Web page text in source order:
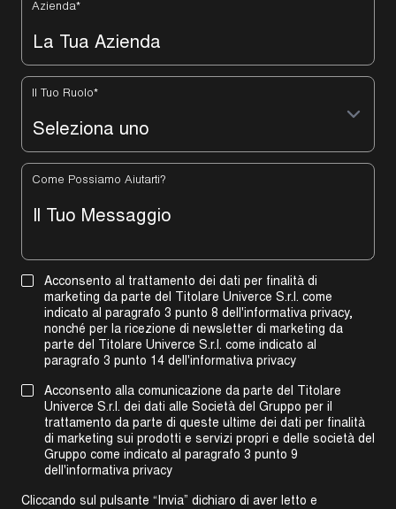
Azienda*
Il Tuo Ruolo*
Come Possiamo Aiutarti?
Acconsento al trattamento dei dati per finalità di
marketing da parte del Titolare Univerce S.r.l. come
indicato al paragrafo 3 punto 8 dell'informativa privacy,
nonché per la ricezione di newsletter di marketing da
parte del Titolare Univerce S.r.l. come indicato al
paragrafo 3 punto 14 dell'informativa privacy
Acconsento alla comunicazione da parte del Titolare
Univerce S.r.l. dei dati alle Società del Gruppo per il
trattamento da parte di queste ultime dei dati per finalità
di marketing sui prodotti e servizi propri e delle società del
Gruppo come indicato al paragrafo 3 punto 9
dell'informativa privacy
Cliccando sul pulsante “Invia” dichiaro di aver letto e